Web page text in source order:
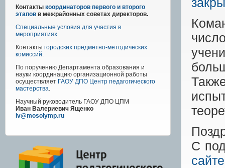
Контакты координаторов первого и второго
этапов в межрайонных советах директоров.
Специальные условия для участия в
мероприятиях
Контакты городских предметно-методических
комиссий.
По поручению Департамента образования и
науки координацию организационной работы
осуществляет ГАОУ ДПО Центр педагогического
мастерства.
Научный руководитель ГАОУ ДПО ЦПМ
Иван Валериевич Ященко
iv@mosolymp.ru
С